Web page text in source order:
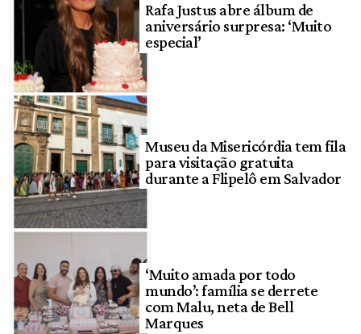
Rafa Justus abre álbum de
aniversário surpresa: ‘Muito
especial’
Museu da Misericórdia tem fila
para visitação gratuita
durante a Flipelô em Salvador
‘Muito amada por todo
mundo’: família se derrete
com Malu, neta de Bell
Marques